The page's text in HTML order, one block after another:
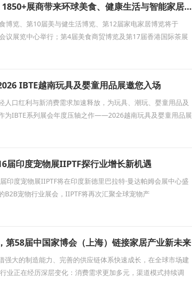
五大展会8月齐聚香港！1850+展商带来环球美食、健康生活与智能家居盛宴
博览、第10届美与健生活博览、第12届家电家居博览将于
议展览中心举行；第4届美食商贸博览及第17届香港国际茶展
IBTE越南玩具及婴童用品展邀您入场
人口红利与新消费需求加速释放，为玩具、潮玩、婴童用品及
为IBTE系列展会年度压轴之作——2026越南玩具及婴童用品展
届印度宠物展IIPTF探行业增长新机遇
印度宠物展IIPTF将在印度新德里巴拉特·曼达帕姆会展中心盛
B2B宠物行业展会，IIPTF将再次汇聚全球宠物产
第58届中国家博会（上海）链接家居产业新未来
强大的制造能力、完善的供应链体系快速成长，在全球市场建
业正在经历深层变化：消费需求更加多元，渠道模式持续调